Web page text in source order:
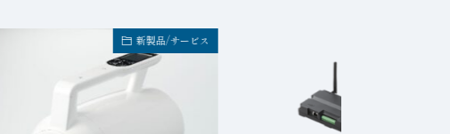
新製品/サービス